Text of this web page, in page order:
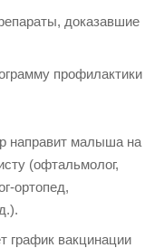
доказавшие
профилактики
направит малыша на
(офтальмолог,
ортопед,
график вакцинации